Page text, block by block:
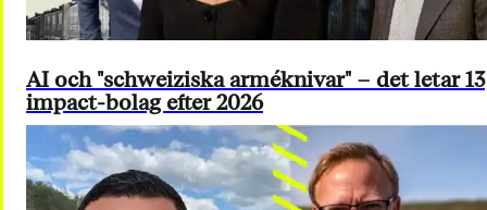
AI och "schweiziska arméknivar" – det letar 13
impact-bolag efter 2026